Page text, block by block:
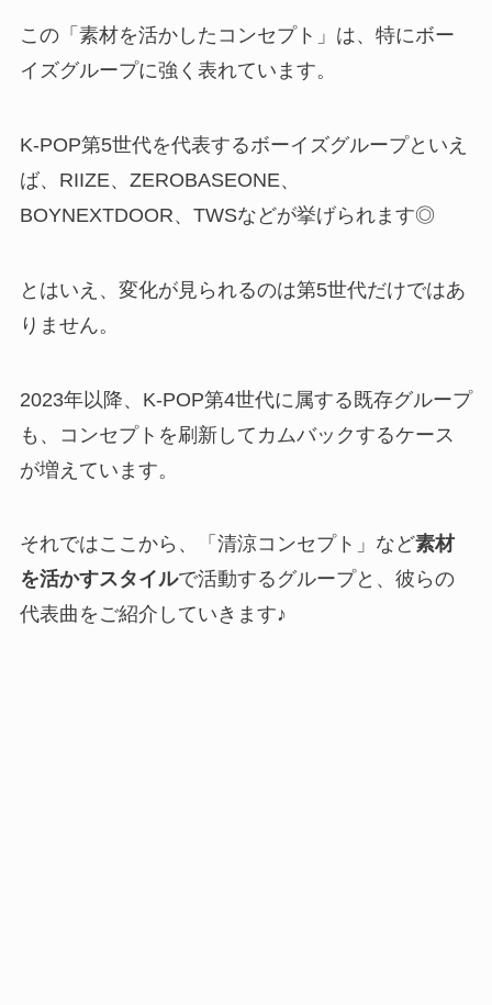
この「素材を活かしたコンセプト」は、特にボー
イズグループに強く表れています。
K-POP第5世代を代表するボーイズグループといえ
ば、RIIZE、ZEROBASEONE、
BOYNEXTDOOR、TWSなどが挙げられます◎
とはいえ、変化が見られるのは第5世代だけではあ
りません。
2023年以降、K-POP第4世代に属する既存グループ
も、コンセプトを刷新してカムバックするケース
が増えています。
それではここから、「清涼コンセプト」など素材
を活かすスタイルで活動するグループと、彼らの
代表曲をご紹介していきます♪